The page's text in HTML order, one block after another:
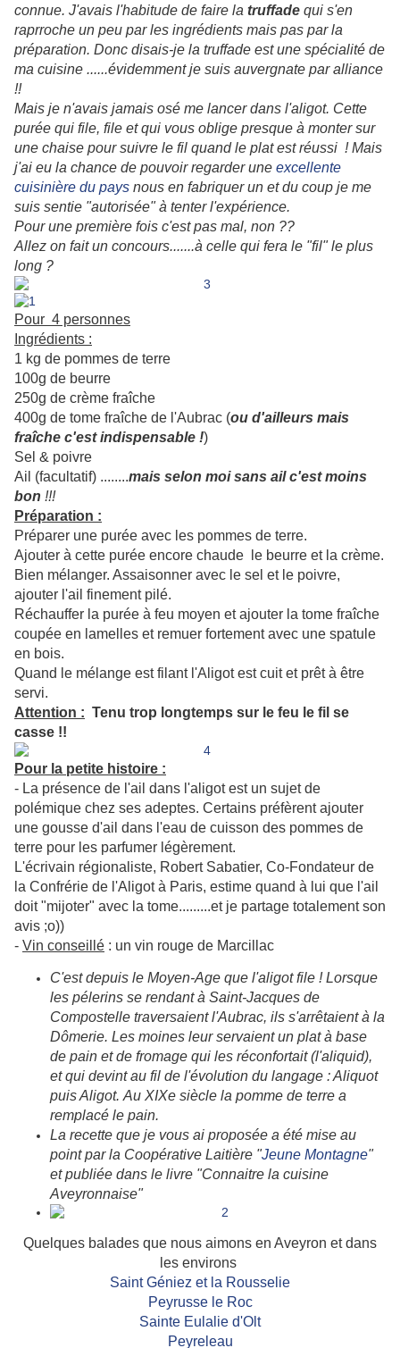
connue. J'avais l'habitude de faire la truffade qui s'en
raprroche un peu par les ingrédients mais pas par la
préparation. Donc disais-je la truffade est une spécialité de
ma cuisine ......évidemment je suis auvergnate par alliance
!!
Mais je n'avais jamais osé me lancer dans l'aligot. Cette
purée qui file, file et qui vous oblige presque à monter sur
une chaise pour suivre le fil quand le plat est réussi ! Mais
j'ai eu la chance de pouvoir regarder une excellente
cuisinière du pays nous en fabriquer un et du coup je me
suis sentie "autorisée" à tenter l'expérience.
Pour une première fois c'est pas mal, non ??
Allez on fait un concours.......à celle qui fera le "fil" le plus
long ?
Pour 4 personnes
Ingrédients :
1 kg de pommes de terre
100g de beurre
250g de crème fraîche
400g de tome fraîche de l'Aubrac (ou d'ailleurs mais
fraîche c'est indispensable !)
Sel & poivre
Ail (facultatif) ........mais selon moi sans ail c'est moins
bon !!!
Préparation :
Préparer une purée avec les pommes de terre.
Ajouter à cette purée encore chaude le beurre et la crème.
Bien mélanger. Assaisonner avec le sel et le poivre,
ajouter l'ail finement pilé.
Réchauffer la purée à feu moyen et ajouter la tome fraîche
coupée en lamelles et remuer fortement avec une spatule
en bois.
Quand le mélange est filant l'Aligot est cuit et prêt à être
servi.
Attention : Tenu trop longtemps sur le feu le fil se
casse !!
Pour la petite histoire :
- La présence de l'ail dans l'aligot est un sujet de
polémique chez ses adeptes. Certains préfèrent ajouter
une gousse d'ail dans l'eau de cuisson des pommes de
terre pour les parfumer légèrement.
L'écrivain régionaliste, Robert Sabatier, Co-Fondateur de
la Confrérie de l'Aligot à Paris, estime quand à lui que l'ail
doit "mijoter" avec la tome.........et je partage totalement son
avis ;o))
- Vin conseillé : un vin rouge de Marcillac
C'est depuis le Moyen-Age que l'aligot file ! Lorsque
les pélerins se rendant à Saint-Jacques de
Compostelle traversaient l'Aubrac, ils s'arrêtaient à la
Dômerie. Les moines leur servaient un plat à base
de pain et de fromage qui les réconfortait (l'aliquid),
et qui devint au fil de l'évolution du langage : Aliquot
puis Aligot. Au XIXe siècle la pomme de terre a
remplacé le pain.
La recette que je vous ai proposée a été mise au
point par la Coopérative Laitière "Jeune Montagne"
et publiée dans le livre "Connaitre la cuisine
Aveyronnaise"
Quelques balades que nous aimons en Aveyron et dans
les environs
Saint Géniez et la Rousselie
Peyrusse le Roc
Sainte Eulalie d'Olt
Peyreleau